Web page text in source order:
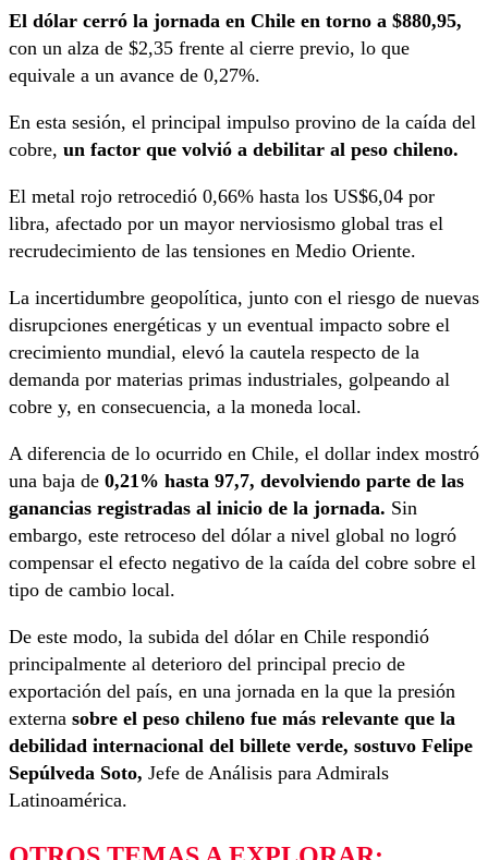
El dólar cerró la jornada en Chile en torno a $880,95,
con un alza de $2,35 frente al cierre previo, lo que
equivale a un avance de 0,27%.
En esta sesión, el principal impulso provino de la caída del
cobre, un factor que volvió a debilitar al peso chileno.
El metal rojo retrocedió 0,66% hasta los US$6,04 por
libra, afectado por un mayor nerviosismo global tras el
recrudecimiento de las tensiones en Medio Oriente.
La incertidumbre geopolítica, junto con el riesgo de nuevas
disrupciones energéticas y un eventual impacto sobre el
crecimiento mundial, elevó la cautela respecto de la
demanda por materias primas industriales, golpeando al
cobre y, en consecuencia, a la moneda local.
A diferencia de lo ocurrido en Chile, el dollar index mostró
una baja de 0,21% hasta 97,7, devolviendo parte de las
ganancias registradas al inicio de la jornada. Sin
embargo, este retroceso del dólar a nivel global no logró
compensar el efecto negativo de la caída del cobre sobre el
tipo de cambio local.
De este modo, la subida del dólar en Chile respondió
principalmente al deterioro del principal precio de
exportación del país, en una jornada en la que la presión
externa sobre el peso chileno fue más relevante que la
debilidad internacional del billete verde, sostuvo Felipe
Sepúlveda Soto, Jefe de Análisis para Admirals
Latinoamérica.